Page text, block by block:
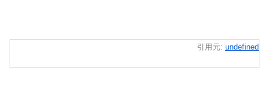
引用元: undefined